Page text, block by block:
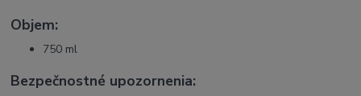
Objem:
750 ml
Bezpečnostné upozornenia: